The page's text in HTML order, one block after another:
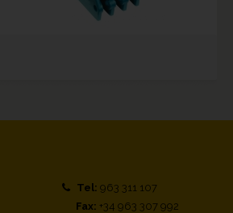
Tel: 963 311 107
Fax: +34 963 307 992